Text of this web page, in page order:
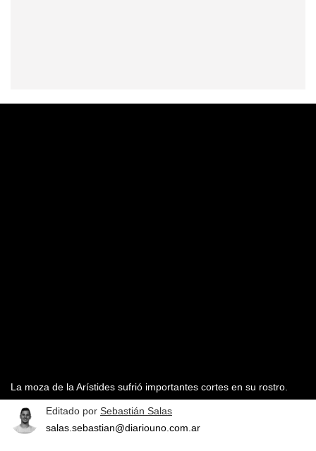
La moza de la Arístides sufrió importantes cortes en su rostro.
Editado por Sebastián Salas
salas.sebastian@diariouno.com.ar